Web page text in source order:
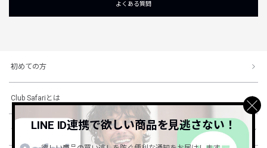
よくある質問
初めての方
Club Safariとは
ショッピングガイド
LINE ID連携で欲しい商品を見逃さない！